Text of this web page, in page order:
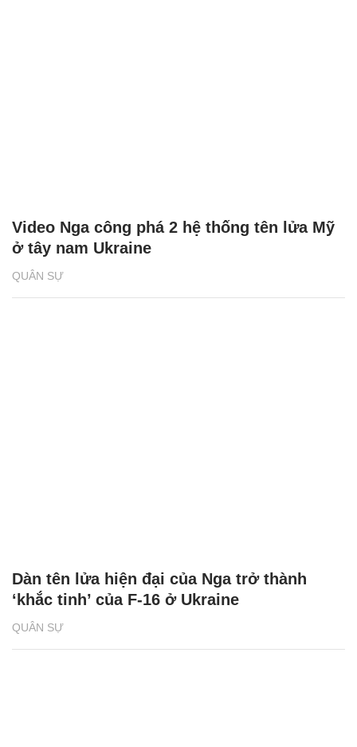
QUÂN SỰ
Video Nga công phá 2 hệ thống tên lửa Mỹ
ở tây nam Ukraine
QUÂN SỰ
Dàn tên lửa hiện đại của Nga trở thành
‘khắc tinh’ của F-16 ở Ukraine